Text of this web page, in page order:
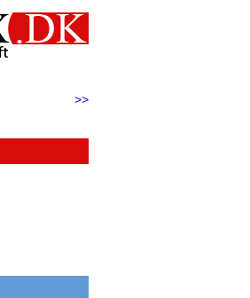
>>